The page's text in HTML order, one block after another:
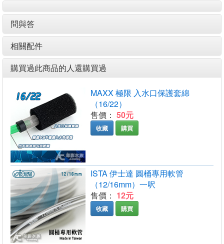
問與答
相關配件
購買過此商品的人還購買過
MAXX 極限 入水口保護套綿
（16/22）
售價： 50元
收藏 購買
ISTA 伊士達 圓桶專用軟管
（12/16mm）一呎
售價： 12元
收藏 購買